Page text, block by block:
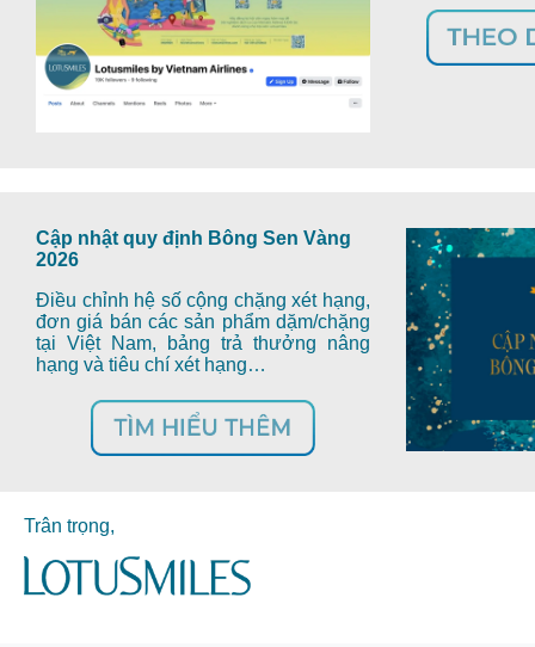
Cập nhật quy định Bông Sen Vàng
2026
Điều chỉnh hệ số cộng chặng xét hạng,
đơn giá bán các sản phẩm dặm/chặng
tại Việt Nam, bảng trả thưởng nâng
hạng và tiêu chí xét hạng…
Trân trọng,